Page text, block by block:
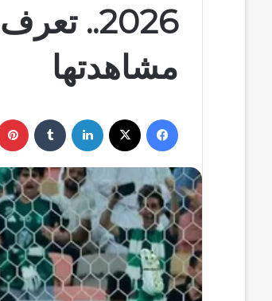
2026..
مشاهدتها
فيسبوك لينكدإن